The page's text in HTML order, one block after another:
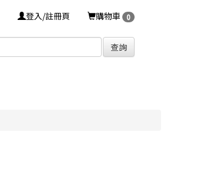
登入/註冊頁 購物車 0
查詢